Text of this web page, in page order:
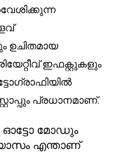
ഉചിതമായ
ഇഫക്റ്റുകളും
പ്രധാനമാണ്.
മോഡും
എന്താണ്